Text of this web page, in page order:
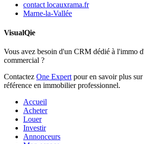
contactlocauxrama.fr
Marne-la-Vallée
VisualQie
Vous avez besoin d'un CRM dédié à l'immo
commercial ?
Contactez One Expert pour en savoir plus
référence en immobilier professionnel.
Accueil
Acheter
Louer
Investir
Annonceurs